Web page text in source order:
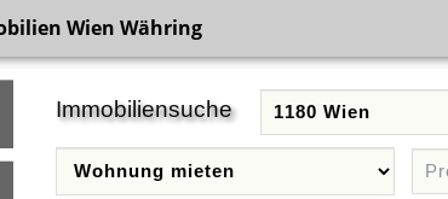
Wien Währing
Immobiliensuche